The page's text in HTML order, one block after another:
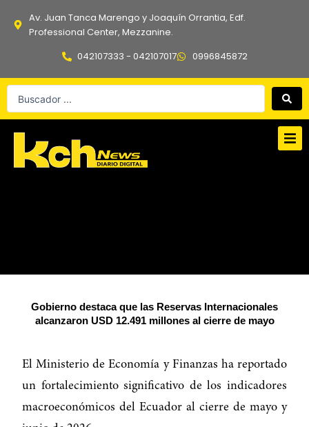
Av. Juan Tanca Marengo y Joaquín Orrantia, Edf.
Professional Center, Mezzanine.
042107333 - 042107017
0996845872
Search
Gobierno destaca que las Reservas Internacionales
alcanzaron USD 12.491 millones al cierre de mayo
El Ministerio de Economía y Finanzas ha reportado
un fortalecimiento significativo de los indicadores
macroeconómicos del Ecuador al cierre de mayo y